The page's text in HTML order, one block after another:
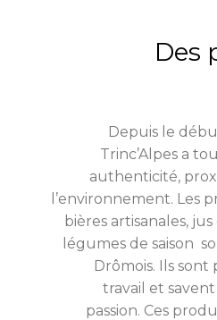
Des
Depuis le
Trinc’Alpes a
authenticité,
l’environnement. Les
bières artisanales,
légumes de saison
Drômois. Ils sont
travail et
passion. Ces